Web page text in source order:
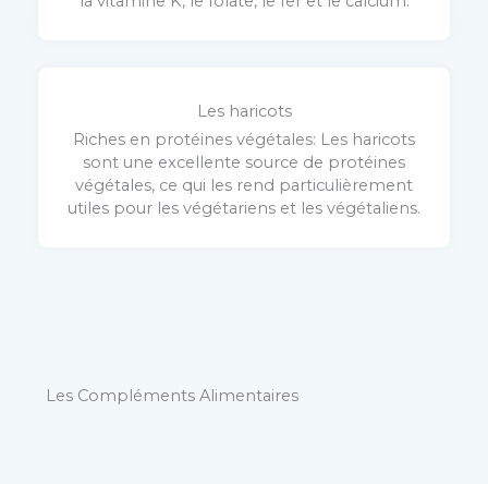
Les haricots
Riches en protéines végétales: Les haricots
sont une excellente source de protéines
végétales, ce qui les rend particulièrement
utiles pour les végétariens et les végétaliens.
Les Compléments Alimentaires